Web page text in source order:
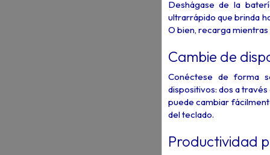
Deshágase de la
ultrarrápido que brinda
O bien, recarga
Cambie de
Conéctese de forma
dispositivos: dos a
puede cambiar
del teclado.
Productividad